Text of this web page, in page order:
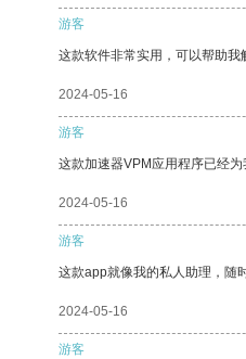
游客
这款软件非常实用，可以帮助我
2024-05-16
游客
这款加速器VPM应用程序已经为
2024-05-16
游客
这款app就像我的私人助理，随
2024-05-16
游客